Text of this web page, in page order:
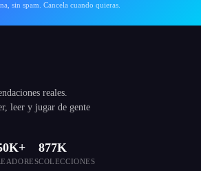
sin spam. Cancela cuando quieras.
reales.
leer y jugar de gente
877K
COLECCIONES